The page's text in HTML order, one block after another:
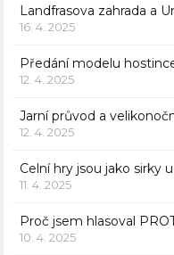
Landfrasova zahrada a
16. 4. 2025
Předání modelu
12. 4. 2025
Jarní průvod a
12. 4. 2025
Celní hry jsou jako sirky
11. 4. 2025
Proč jsem hlasoval
10. 4. 2025